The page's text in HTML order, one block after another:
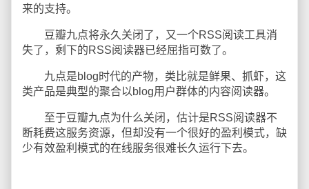
来的支持。
豆瓣九点将永久关闭了，又一个RSS阅读工具消
失了，剩下的RSS阅读器已经屈指可数了。
九点是blog时代的产物，类比就是鲜果、抓虾，这
类产品是典型的聚合以blog用户群体的内容阅读器。
至于豆瓣九点为什么关闭，估计是RSS阅读器不
断耗费这服务资源，但却没有一个很好的盈利模式，缺
少有效盈利模式的在线服务很难长久运行下去。